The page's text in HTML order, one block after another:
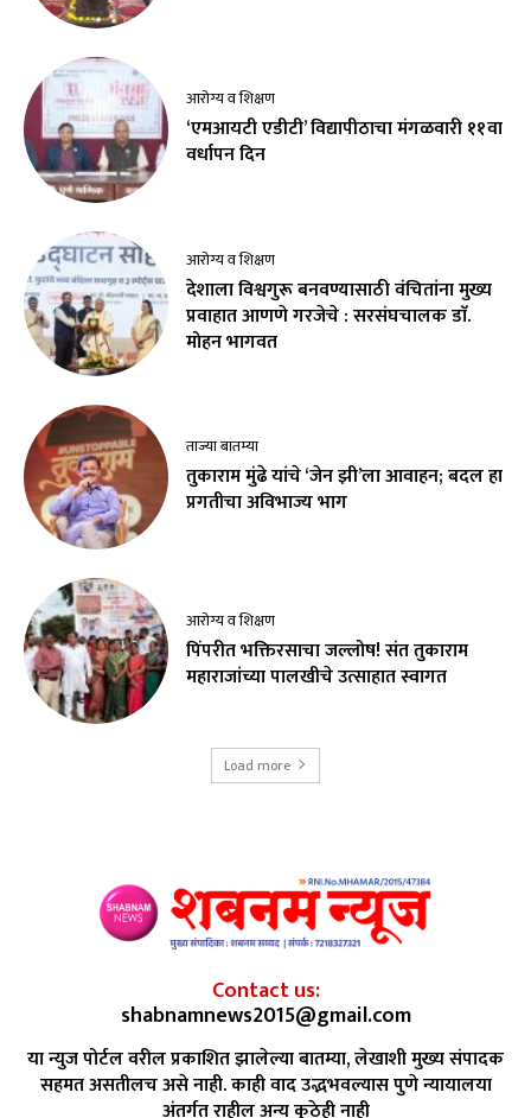
आरोग्य व शिक्षण
‘एमआयटी एडीटी’ विद्यापीठाचा मंगळवारी ११वा
वर्धापन दिन
आरोग्य व शिक्षण
देशाला विश्वगुरू बनवण्यासाठी वंचितांना मुख्य
प्रवाहात आणणे गरजेचे : सरसंघचालक डाॅ.
मोहन भागवत
ताज्या बातम्या
तुकाराम मुंढे यांचे ‘जेन झी’ला आवाहन; बदल हा
प्रगतीचा अविभाज्य भाग
आरोग्य व शिक्षण
पिंपरीत भक्तिरसाचा जल्लोष! संत तुकाराम
महाराजांच्या पालखीचे उत्साहात स्वागत
Load more
Contact us:
shabnamnews2015@gmail.com
या न्युज पोर्टल वरील प्रकाशित झालेल्या बातम्या, लेखाशी मुख्य संपादक
सहमत असतीलच असे नाही. काही वाद उद्भभवल्यास पुणे न्यायालया
अंतर्गत राहील अन्य कुठेही नाही